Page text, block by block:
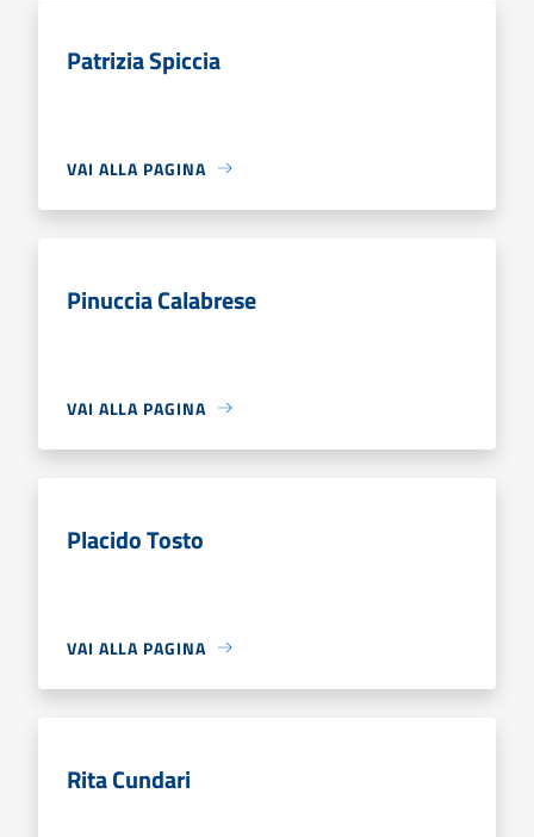
Patrizia Spiccia
VAI ALLA PAGINA
Pinuccia Calabrese
VAI ALLA PAGINA
Placido Tosto
VAI ALLA PAGINA
Rita Cundari